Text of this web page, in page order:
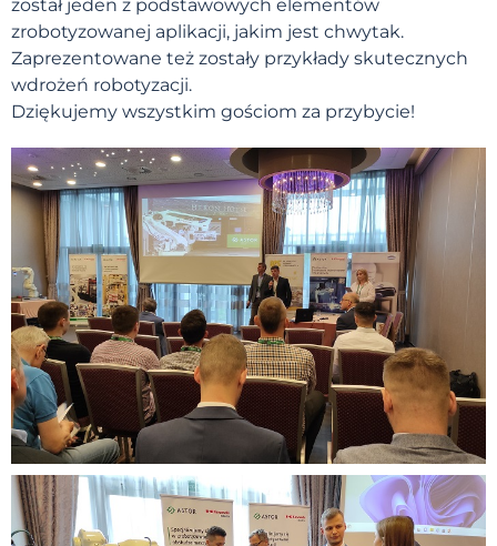
został jeden z podstawowych elementów
zrobotyzowanej aplikacji, jakim jest chwytak.
Zaprezentowane też zostały przykłady skutecznych
wdrożeń robotyzacji.
Dziękujemy wszystkim gościom za przybycie!